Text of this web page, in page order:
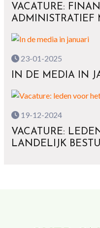
VACATURE:
ADMINISTRATIEF
23-01-2025
IN DE MEDIA IN
19-12-2024
VACATURE:
LANDELIJK